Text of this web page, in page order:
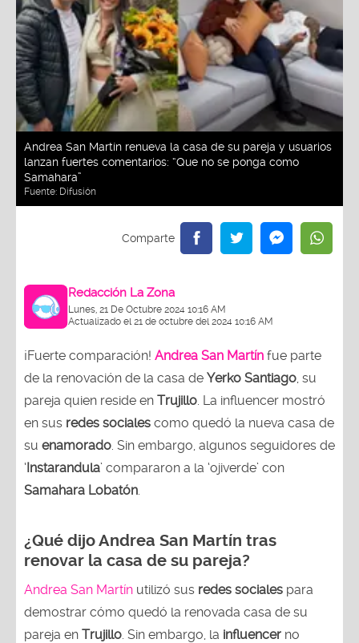
Andrea San Martín renueva la casa de su pareja y usuarios
lanzan fuertes comentarios: “Que no se ponga como
Samahara”
Fuente: Difusión
Redacción La Zona
Lunes, 21 De Octubre 2024 10:16 AM
Actualizado el 21 de octubre del 2024 10:16 AM
¡Fuerte comparación! Andrea San Martín fue parte
de la renovación de la casa de Yerko Santiago , su
pareja quien reside en Trujillo . La influencer mostró
en sus redes sociales como quedó la nueva casa de
su enamorado . Sin embargo, algunos seguidores de
‘Instarandula’ compararon a la ‘ojiverde’ con
Samahara Lobatón
¿Qué dijo Andrea San Martín tras
renovar la casa de su pareja?
Andrea San Martín utilizó sus redes sociales para
demostrar cómo quedó la renovada casa de su
pareja en Trujillo . Sin embargo, la influencer no